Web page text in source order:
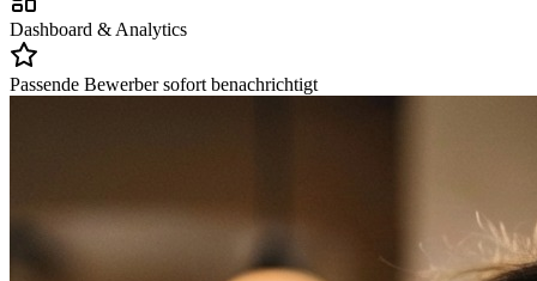
Dashboard & Analytics
Passende Bewerber sofort benachrichtigt